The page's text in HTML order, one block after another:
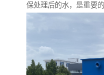
保处理后的水，是重要的